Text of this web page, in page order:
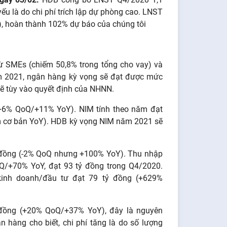
là do chi phí trích lập dự phòng cao. LNST
hoàn thành 102% dự báo của chúng tôi
(chiếm 50,8% trong tổng cho vay) và
2021, ngân hàng kỳ vọng sẽ đạt được mức
tùy vào quyết định của NHNN.
QoQ/+11% YoY). NIM tính theo năm đạt
bản YoY). HDB kỳ vọng NIM năm 2021 sẽ
(-2% QoQ nhưng +100% YoY). Thu nhập
+70% YoY, đạt 93 tỷ đồng trong Q4/2020.
doanh/đầu tư đạt 79 tỷ đồng (+629%
(+20% QoQ/+37% YoY), đây là nguyên
hàng cho biết, chi phí tăng là do số lượng